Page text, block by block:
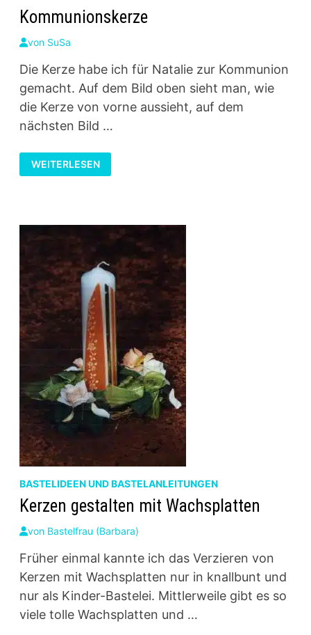
Kommunionskerze
von SuSa
Die Kerze habe ich für Natalie zur Kommunion
gemacht. Auf dem Bild oben sieht man, wie
die Kerze von vorne aussieht, auf dem
nächsten Bild …
KOMMUNIONSKERZE
WEITERLESEN
BASTELIDEEN UND BASTELANLEITUNGEN
Kerzen gestalten mit Wachsplatten
von Bastelfrau (Barbara)
Früher einmal kannte ich das Verzieren von
Kerzen mit Wachsplatten nur in knallbunt und
nur als Kinder-Bastelei. Mittlerweile gibt es so
viele tolle Wachsplatten und …